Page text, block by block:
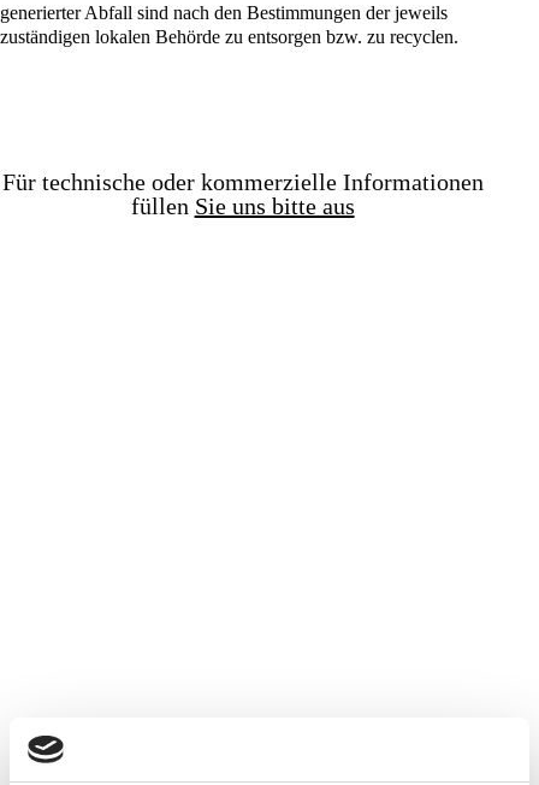
generierter Abfall sind nach den Bestimmungen der jeweils
zuständigen lokalen Behörde zu entsorgen bzw. zu recyclen.
Für technische oder kommerzielle Informationen
füllen Sie uns bitte aus